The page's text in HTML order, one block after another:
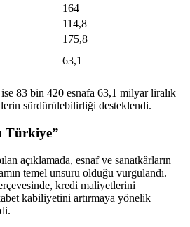
164
114,8
175,8
63,1
ise 83 bin 420 esnafa 63,1 milyar liralık
sürdürülebilirliği desteklendi.
Türkiye”
açıklamada, esnaf ve sanatkârların
temel unsuru olduğu vurgulandı.
kredi maliyetlerini
kabiliyetini artırmaya yönelik